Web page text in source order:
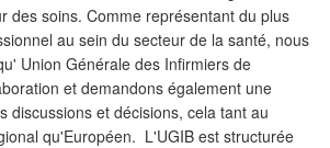
des soins. Comme représentant du plus
au sein du secteur de la santé, nous
Union Générale des Infirmiers de
et demandons également une
discussions et décisions, cela tant au
qu'Européen. L'UGIB est structurée